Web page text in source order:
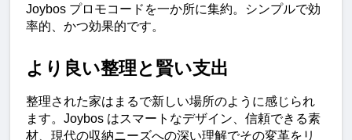
Joybos プロモコードを一か所に集約。シンプルで効
率的、かつ効果的です。
より良い整理と賢い支出
整理された家はまるで新しい場所のように感じられ
ます。Joybos はスマートなデザイン、信頼できる素
材、現代の収納ニーズへの深い理解でその変革をリ